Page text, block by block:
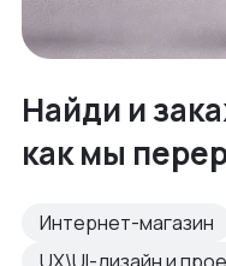
Найди и
как мы
Интернет-магазин